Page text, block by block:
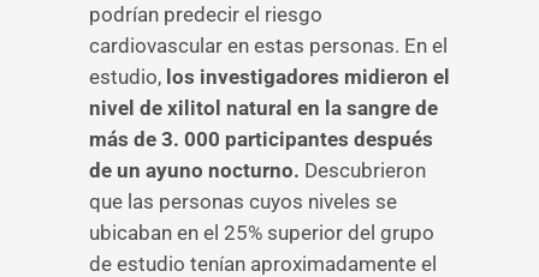
podrían predecir el riesgo
cardiovascular en estas personas. En el
estudio, los investigadores midieron el
nivel de xilitol natural en la sangre de
más de 3. 000 participantes después
de un ayuno nocturno. Descubrieron
que las personas cuyos niveles se
ubicaban en el 25% superior del grupo
de estudio tenían aproximadamente el